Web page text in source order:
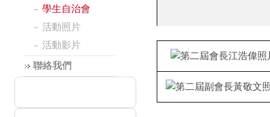
學生自治會
活動照片
活動影片
聯絡我們